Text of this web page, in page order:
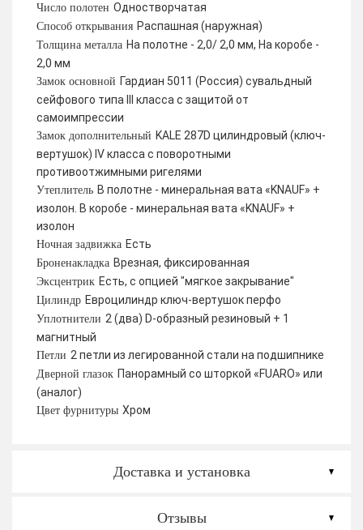
Число полотен Одностворчатая
Способ открывания Распашная (наружная)
Толщина металла На полотне - 2,0/ 2,0 мм, На коробе -
2,0 мм
Замок основной Гардиан 5011 (Россия) сувальдный
сейфового типа III класса с защитой от
самоимпрессии
Замок дополнительный KALE 287D цилиндровый (ключ-
вертушок) IV класса с поворотными
противоотжимными ригелями
Утеплитель В полотне - минеральная вата «KNAUF» +
изолон. В коробе - минеральная вата «KNAUF» +
изолон
Ночная задвижка Есть
Броненакладка Врезная, фиксированная
Эксцентрик Есть, с опцией "мягкое закрывание"
Цилиндр Евроцилиндр ключ-вертушок перфо
Уплотнители 2 (два) D-образный резиновый + 1
магнитный
Петли 2 петли из легированной стали на подшипнике
Дверной глазок Панорамный со шторкой «FUARO» или
(аналог)
Цвет фурнитуры Хром
Доставка и установка
Отзывы